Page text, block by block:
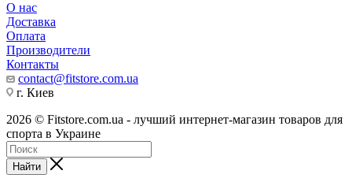
О нас
Доставка
Оплата
Производители
Контакты
contact@fitstore.com.ua
г. Киев
2026 © Fitstore.com.ua - лучший интернет-магазин товаров для
спорта в Украине
Найти